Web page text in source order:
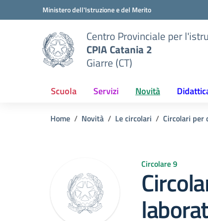
Vai ai contenuti
Vai al menu di navigazioneMinistero dell'Istruzione e del Merito
Centro Provinciale per
CPIA Catania 2
Giarre (CT)
Scuola Servizi Novità
Home Novità Le circolari Circolari per
Circolare 9